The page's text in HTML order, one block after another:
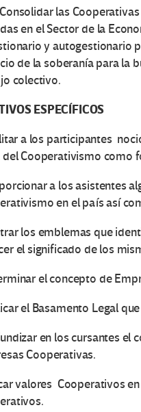
las Cooperativas
en el Sector de la
y autogestionario
de la soberanía para la
colectivo.
ESPECÍFICOS
a los participantes
del Cooperativismo como
a los asistentes
en el país así
los emblemas que
el significado de los
el concepto de
el Basamento Legal
en los cursantes el
Cooperativas.
valores Cooperativos